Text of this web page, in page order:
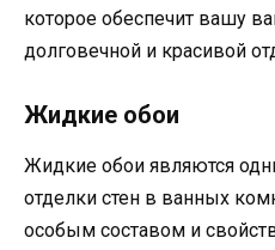
которое обеспечит вашу
долговечной и красивой
Жидкие обои
Жидкие обои являются
отделки стен в ванных
особым составом и